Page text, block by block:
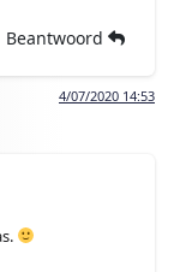
Beantwoord
4/07/2020 14:53